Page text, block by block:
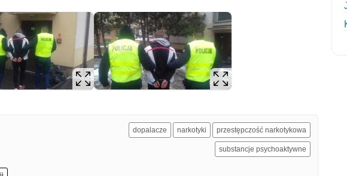
dopalacze narkotyki przestępczość narkotykowa
substancje psychoaktywne